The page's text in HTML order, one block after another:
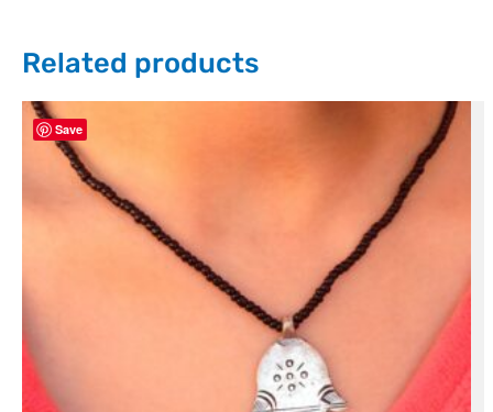
Related products
Save